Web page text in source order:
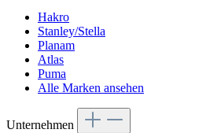
Hakro
Stanley/Stella
Planam
Atlas
Puma
Alle Marken ansehen
Unternehmen